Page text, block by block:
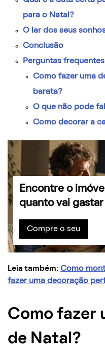
para o Natal?
O lar dos seus
Conclusão
Perguntas frequentes
Como fazer uma
barata?
O que não pode
Como decorar a
Encontre o
quanto vai
Compre o seu
Leia também: Como
fazer uma decoração
Como fazer
de Natal?